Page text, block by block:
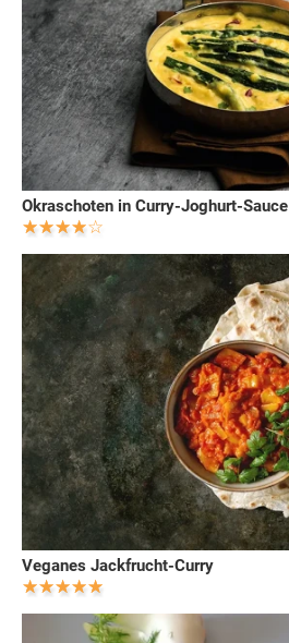
Okraschoten in Curry-Joghurt-Sauce
Veganes Jackfrucht-Curry